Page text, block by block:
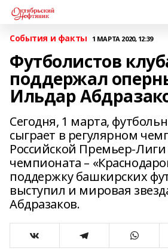
События и факты 1 МАРТА 2020, 12:39
Футболистов
поддержал
Ильдар
Сегодня, 1 марта,
сыграет в регулярном
Российской Премьер-
чемпионата –
поддержку башкирских
выступил и мировая
Абдразаков.